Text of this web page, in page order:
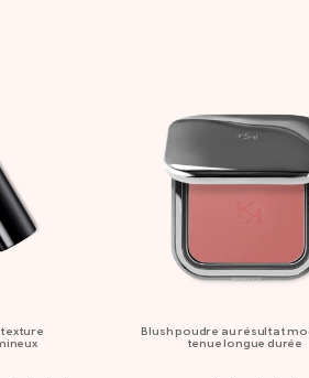
texture
Blush poudre au résultat
tenue longue durée